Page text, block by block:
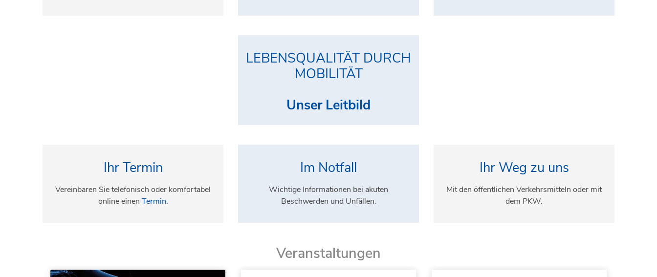
LEBENSQUALITÄT DURCH
MOBILITÄT
Unser Leitbild
Ihr Termin
Vereinbaren Sie telefonisch oder komfortabel
online einen Termin.
Im Notfall
Wichtige Informationen bei akuten
Beschwerden und Unfällen.
Ihr Weg zu uns
Mit den öffentlichen Verkehrsmitteln oder mit
dem PKW.
Veranstaltungen